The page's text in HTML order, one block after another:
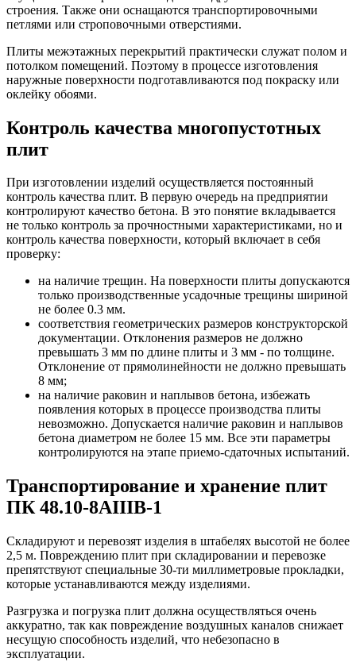
строения. Также они оснащаются транспортировочными
петлями или строповочными отверстиями.
Плиты межэтажных перекрытий практически служат полом и
потолком помещений. Поэтому в процессе изготовления
наружные поверхности подготавливаются под покраску или
оклейку обоями.
Контроль качества многопустотных
плит
При изготовлении изделий осуществляется постоянный
контроль качества плит. В первую очередь на предприятии
контролируют качество бетона. В это понятие вкладывается
не только контроль за прочностными характеристиками, но и
контроль качества поверхности, который включает в себя
проверку:
на наличие трещин. На поверхности плиты допускаются
только производственные усадочные трещины шириной
не более 0.3 мм.
соответствия геометрических размеров конструкторской
документации. Отклонения размеров не должно
превышать 3 мм по длине плиты и 3 мм - по толщине.
Отклонение от прямолинейности не должно превышать
8 мм;
на наличие раковин и наплывов бетона, избежать
появления которых в процессе производства плиты
невозможно. Допускается наличие раковин и наплывов
бетона диаметром не более 15 мм. Все эти параметры
контролируются на этапе приемо-сдаточных испытаний.
Транспортирование и хранение плит
ПК 48.10-8АIIIВ-1
Складируют и перевозят изделия в штабелях высотой не более
2,5 м. Повреждению плит при складировании и перевозке
препятствуют специальные 30-ти миллиметровые прокладки,
которые устанавливаются между изделиями.
Разгрузка и погрузка плит должна осуществляться очень
аккуратно, так как повреждение воздушных каналов снижает
несущую способность изделий, что небезопасно в
эксплуатации.